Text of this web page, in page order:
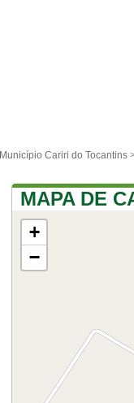
Município Cariri do Tocantins
MAPA DE
+
−